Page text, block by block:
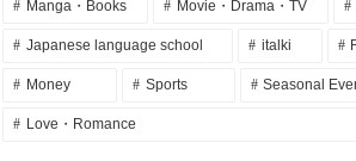
Manga・Books Movie・Drama・TV
Japanese language school italki
Money Sports Seasonal
Love・Romance